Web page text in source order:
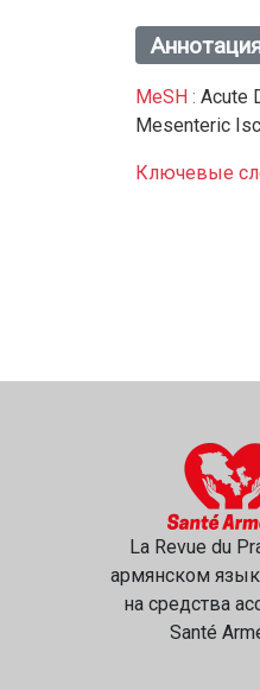
MeSH : Acute
Mesenteric
Ключевые
La Revue du
армянском
на средства
Santé